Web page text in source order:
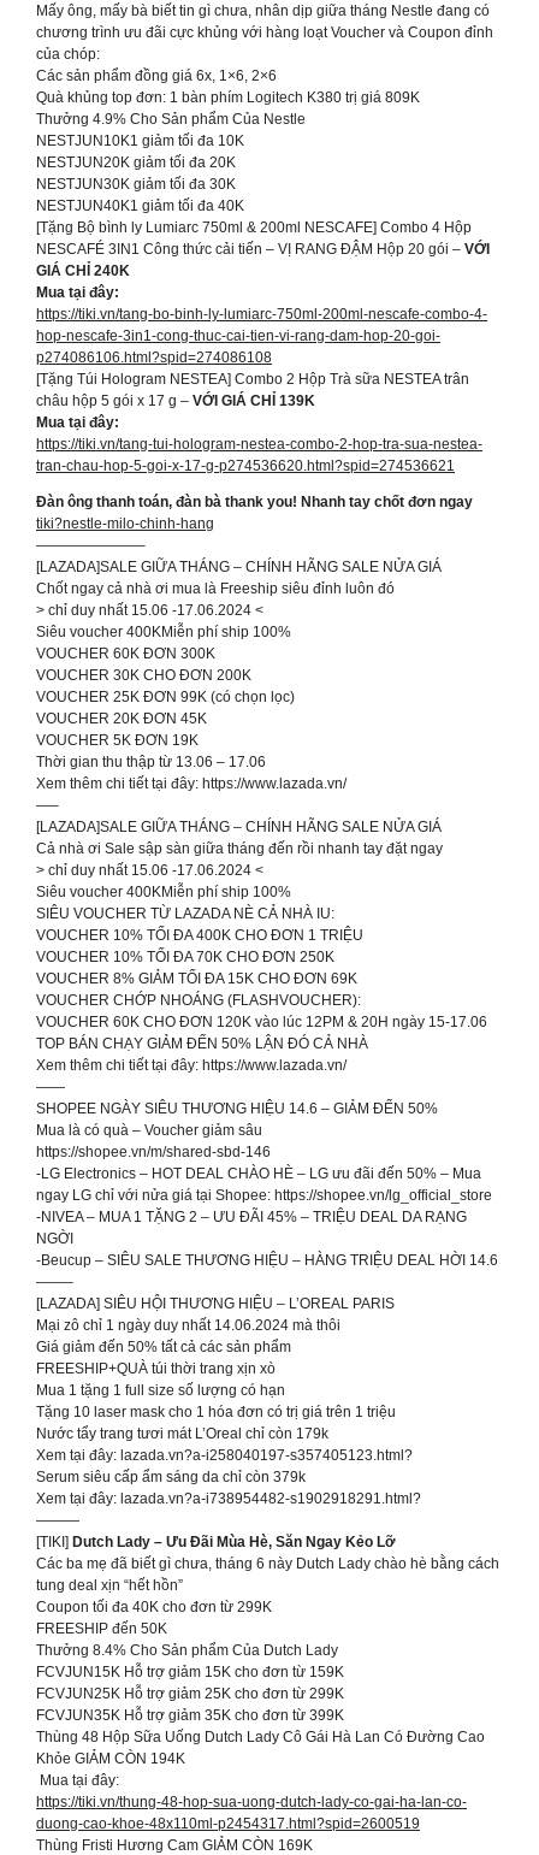
Mấy ông, mấy bà biết tin gì chưa, nhân dịp giữa tháng Nestle đang có
chương trình ưu đãi cực khủng với hàng loạt Voucher và Coupon đỉnh
của chóp:
Các sản phẩm đồng giá 6x, 1×6, 2×6
Quà khủng top đơn: 1 bàn phím Logitech K380 trị giá 809K
Thưởng 4.9% Cho Sản phẩm Của Nestle
NESTJUN10K1 giảm tối đa 10K
NESTJUN20K giảm tối đa 20K
NESTJUN30K giảm tối đa 30K
NESTJUN40K1 giảm tối đa 40K
[Tặng Bộ bình ly Lumiarc 750ml & 200ml NESCAFE] Combo 4 Hộp
NESCAFÉ 3IN1 Công thức cải tiến – VỊ RANG ĐẬM Hộp 20 gói – VỚI
GIÁ CHỈ 240K
Mua tại đây:
https://tiki.vn/tang-bo-binh-ly-lumiarc-750ml-200ml-nescafe-combo-4-
hop-nescafe-3in1-cong-thuc-cai-tien-vi-rang-dam-hop-20-goi-
p274086106.html?spid=274086108
[Tặng Túi Hologram NESTEA] Combo 2 Hộp Trà sữa NESTEA trân
châu hộp 5 gói x 17 g – VỚI GIÁ CHỈ 139K
Mua tại đây:
https://tiki.vn/tang-tui-hologram-nestea-combo-2-hop-tra-sua-nestea-
tran-chau-hop-5-goi-x-17-g-p274536620.html?spid=274536621
Đàn ông thanh toán, đàn bà thank you! Nhanh tay chốt đơn ngay
tiki?nestle-milo-chinh-hang
———————–
[LAZADA]SALE GIỮA THÁNG – CHÍNH HÃNG SALE NỬA GIÁ
Chốt ngay cả nhà ơi mua là Freeship siêu đỉnh luôn đó
> chỉ duy nhất 15.06 -17.06.2024 <
Siêu voucher 400KMiễn phí ship 100%
VOUCHER 60K ĐƠN 300K
VOUCHER 30K CHO ĐƠN 200K
VOUCHER 25K ĐƠN 99K (có chọn lọc)
VOUCHER 20K ĐƠN 45K
VOUCHER 5K ĐƠN 19K
Thời gian thu thập từ 13.06 – 17.06
Xem thêm chi tiết tại đây: https://www.lazada.vn/
—–
[LAZADA]SALE GIỮA THÁNG – CHÍNH HÃNG SALE NỬA GIÁ
Cả nhà ơi Sale sập sàn giữa tháng đến rồi nhanh tay đặt ngay
> chỉ duy nhất 15.06 -17.06.2024 <
Siêu voucher 400KMiễn phí ship 100%
SIÊU VOUCHER TỪ LAZADA NÈ CẢ NHÀ IU:
VOUCHER 10% TỐI ĐA 400K CHO ĐƠN 1 TRIỆU
VOUCHER 10% TỐI ĐA 70K CHO ĐƠN 250K
VOUCHER 8% GIẢM TỐI ĐA 15K CHO ĐƠN 69K
VOUCHER CHỚP NHOÁNG (FLASHVOUCHER):
VOUCHER 60K CHO ĐƠN 120K vào lúc 12PM & 20H ngày 15-17.06
TOP BÁN CHẠY GIẢM ĐẾN 50% LẬN ĐÓ CẢ NHÀ
Xem thêm chi tiết tại đây: https://www.lazada.vn/
——
SHOPEE NGÀY SIÊU THƯƠNG HIỆU 14.6 – GIẢM ĐẾN 50%
Mua là có quà – Voucher giảm sâu
https://shopee.vn/m/shared-sbd-146
-LG Electronics – HOT DEAL CHÀO HÈ – LG ưu đãi đến 50% – Mua
ngay LG chỉ với nửa giá tại Shopee: https://shopee.vn/lg_official_store
-NIVEA – MUA 1 TẶNG 2 – ƯU ĐÃI 45% – TRIỆU DEAL DA RẠNG
NGỜI
-Beucup – SIÊU SALE THƯƠNG HIỆU – HÀNG TRIỆU DEAL HỜI 14.6
——–
[LAZADA] SIÊU HỘI THƯƠNG HIỆU – L’OREAL PARIS
Mại zô chỉ 1 ngày duy nhất 14.06.2024 mà thôi
Giá giảm đến 50% tất cả các sản phẩm
FREESHIP+QUÀ túi thời trang xịn xò
Mua 1 tặng 1 full size số lượng có hạn
Tặng 10 laser mask cho 1 hóa đơn có trị giá trên 1 triệu
Nước tẩy trang tươi mát L’Oreal chỉ còn 179k
Xem tại đây: lazada.vn?a-i258040197-s357405123.html?
Serum siêu cấp ẩm sáng da chỉ còn 379k
Xem tại đây: lazada.vn?a-i738954482-s1902918291.html?
———
[TIKI] Dutch Lady – Ưu Đãi Mùa Hè, Săn Ngay Kẻo Lỡ
Các ba mẹ đã biết gì chưa, tháng 6 này Dutch Lady chào hè bằng cách
tung deal xịn “hết hồn”
Coupon tối đa 40K cho đơn từ 299K
FREESHIP đến 50K
Thưởng 8.4% Cho Sản phẩm Của Dutch Lady
FCVJUN15K Hỗ trợ giảm 15K cho đơn từ 159K
FCVJUN25K Hỗ trợ giảm 25K cho đơn từ 299K
FCVJUN35K Hỗ trợ giảm 35K cho đơn từ 399K
Thùng 48 Hộp Sữa Uống Dutch Lady Cô Gái Hà Lan Có Đường Cao
Khỏe GIẢM CÒN 194K
️ Mua tại đây:
https://tiki.vn/thung-48-hop-sua-uong-dutch-lady-co-gai-ha-lan-co-
duong-cao-khoe-48x110ml-p2454317.html?spid=2600519
Thùng Fristi Hương Cam GIẢM CÒN 169K